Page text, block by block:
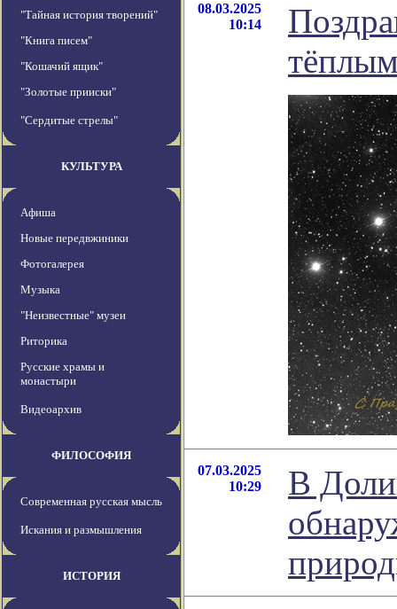
"Тайная история творений"
"Книга писем"
"Кошачий ящик"
"Золотые прииски"
"Сердитые стрелы"
КУЛЬТУРА
Афиша
Новые передвжиники
Фотогалерея
Музыка
"Неизвестные" музеи
Риторика
Русские храмы и
монастыри
Видеоархив
ФИЛОСОФИЯ
Современная русская мысль
Искания и размышления
ИСТОРИЯ
08.03.2025
10:14
07.03.2025
10:29
В